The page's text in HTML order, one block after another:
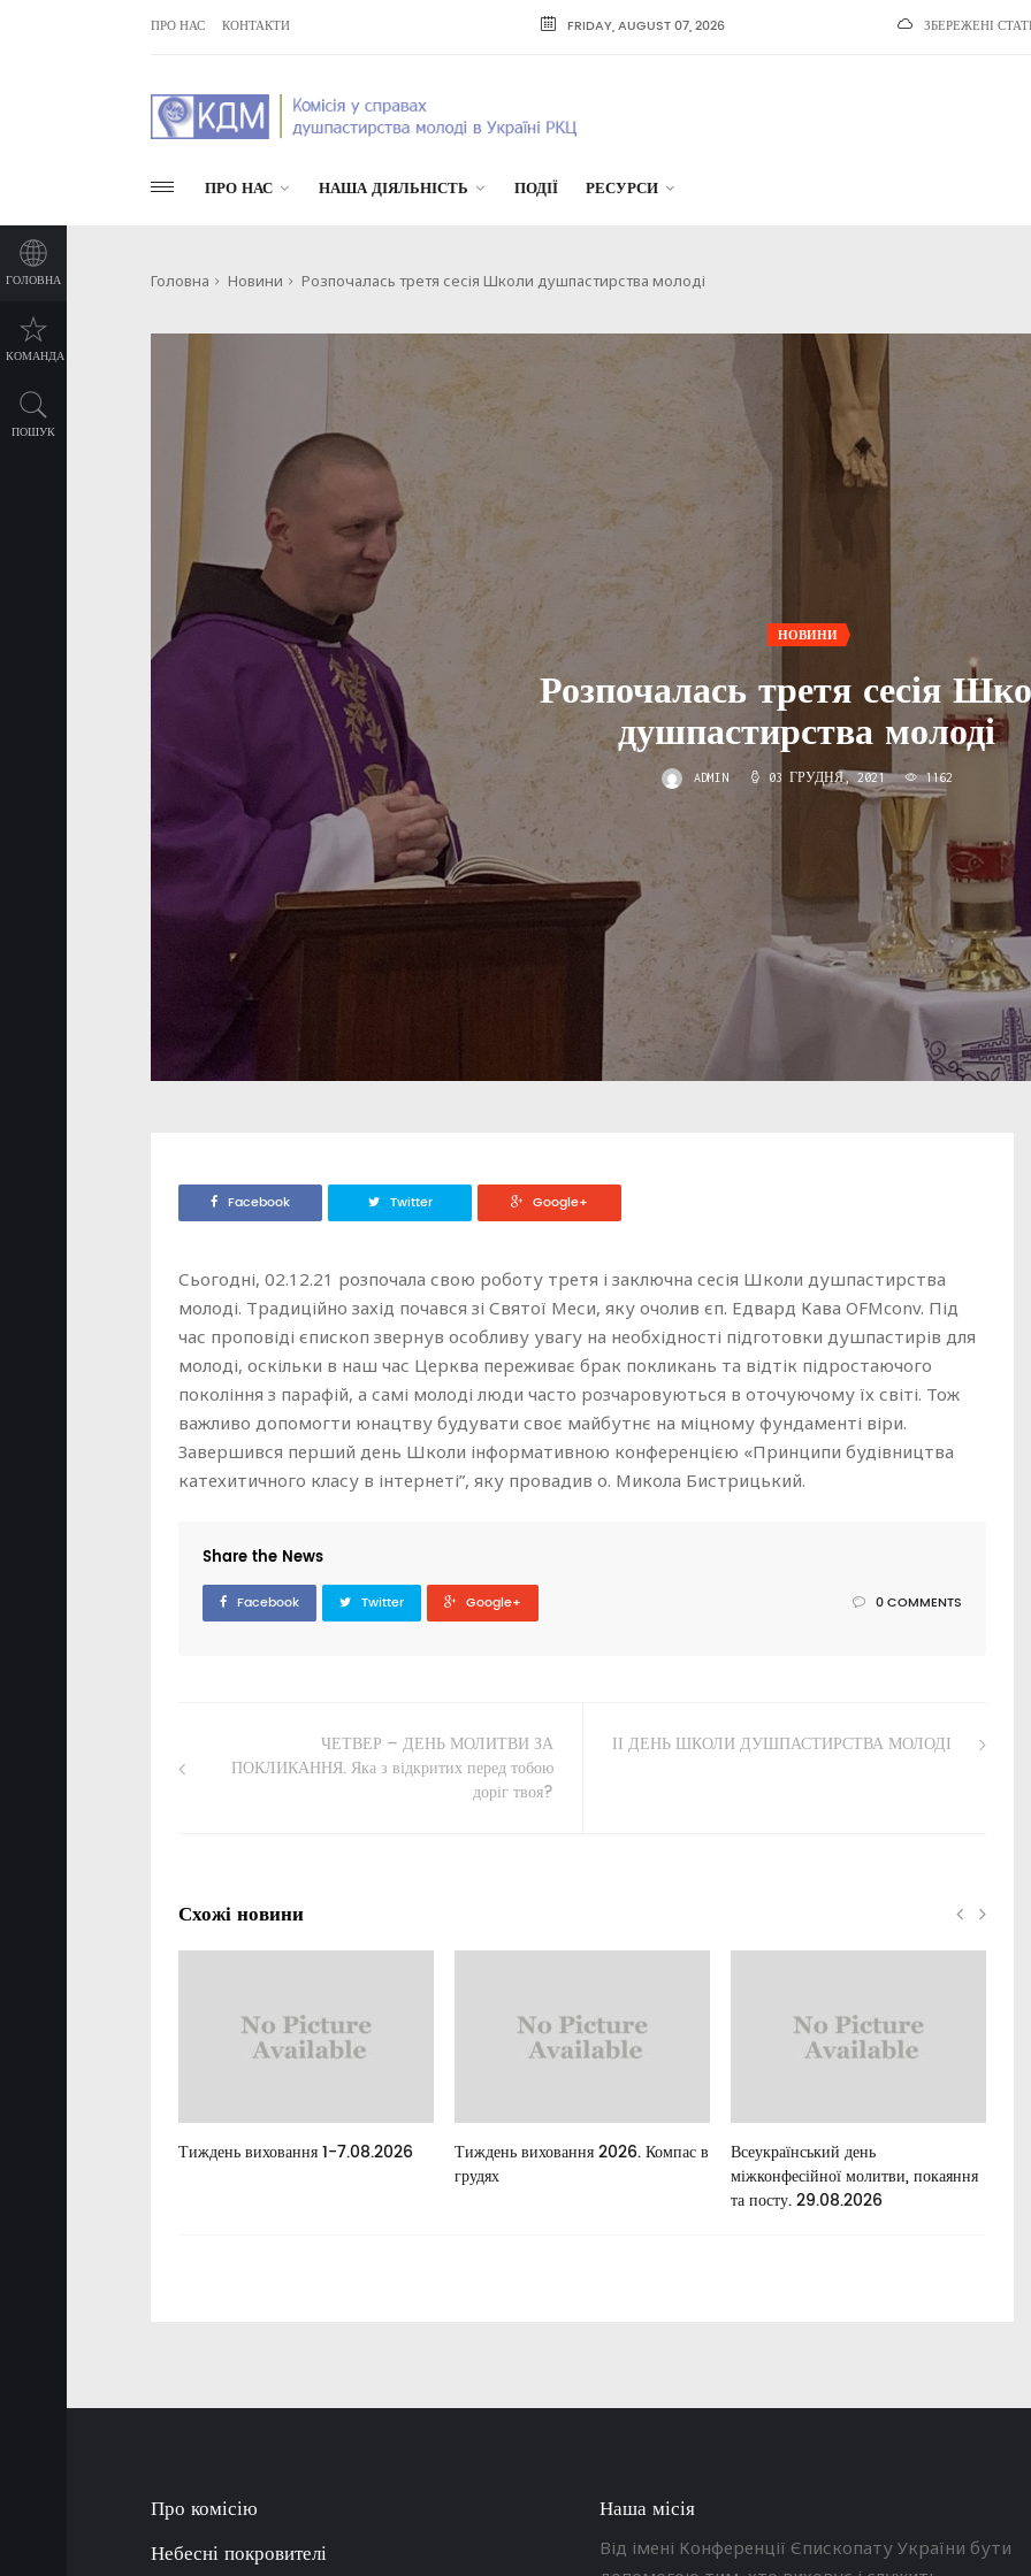
ПРО НАС КОНТАКТИ FRIDAY, AUGUST 07, 2026 ЗБЕРЕЖЕНІ
ПРО НАС НАША ДІЯЛЬНІСТЬ ПОДІЇ РЕСУРСИ
ГОЛОВНА
КОМАНДА
ПОШУК
Головна Новини Розпочалась третя сесія Школи душпастирства молоді
НОВИНИ
Розпочалась третя сесія
душпастирства молоді
ADMIN 03 ГРУДНЯ, 2021 1162
Facebook Twitter Google+
Сьогодні, 02.12.21 розпочала свою роботу третя і заключна сесія Школи душпастирства
молоді. Традиційно захід почався зі Святої Меси, яку очолив єп. Едвард Кава OFMconv. Під
час проповіді єпископ звернув особливу увагу на необхідності підготовки душпастирів для
молоді, оскільки в наш час Церква переживає брак покликань та відтік підростаючого
покоління з парафій, а самі молоді люди часто розчаровуються в оточуючому їх світі. Тож
важливо допомогти юнацтву будувати своє майбутнє на міцному фундаменті віри.
Завершився перший день Школи інформативною конференцією «Принципи будівництва
катехитичного класу в інтернеті”, яку провадив о. Микола Бистрицький.
Share the News
Facebook Twitter Google+ 0 COMMENTS
ЧЕТВЕР – ДЕНЬ МОЛИТВИ ЗА
ПОКЛИКАННЯ. Яка з відкритих перед тобою
доріг твоя?
ІІ ДЕНЬ ШКОЛИ ДУШПАСТИРСТВА МОЛОДІ
Схожі новини
Тиждень виховання 1-7.08.2026
Тиждень виховання 2026. Компас в
грудях
Всеукраїнський день
міжконфесійної молитви, покаяння
та посту. 29.08.2026
Про комісію
Небесні покровителі
Наша місія
Від імені Конференції Єпископату України бути